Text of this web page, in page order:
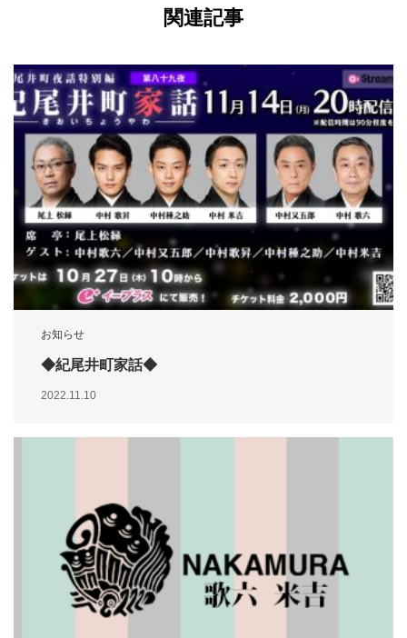
関連記事
お知らせ
◆紀尾井町家話◆
2022.11.10